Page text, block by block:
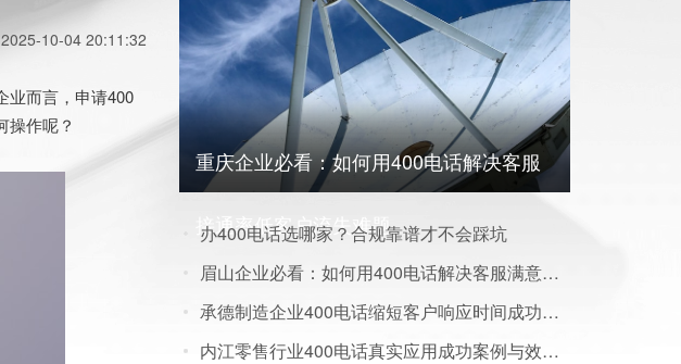
10-04 20:11:32
而言，申请400
操作呢？
重庆企业必看：如何用400电话解决客服
接通率低客户流失难题
办400电话选哪家？合规靠谱才不会踩坑
眉山企业必看：如何用400电话解决客服满意度低的难题
承德制造企业400电话缩短客户响应时间成功案例分享
内江零售行业400电话真实应用成功案例与效果数据揭秘